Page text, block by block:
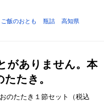
飯のおとも 瓶詰 高知県
がありません。本
たき。
のたたき１節セット（税込